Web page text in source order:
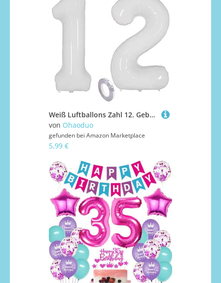
Weiß Luftballons Zahl 12. Geburtstag deko Mädchen Junge,Zahlen Ballon 12 Geburtstag deko, 40 Zoll Heliumballon 12 jahre Geburtstagsdeko Mädchen Junge Aufblasbar Helium Folienballon 12 Weiß（12）
von Ohaoduo
gefunden bei Amazon Marketplace
5,99 €